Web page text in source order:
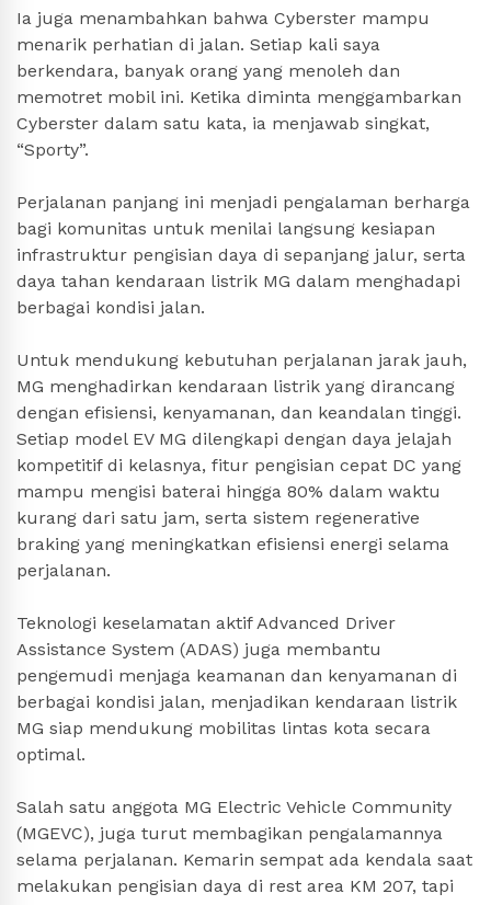
Ia juga menambahkan bahwa Cyberster mampu
menarik perhatian di jalan. Setiap kali saya
berkendara, banyak orang yang menoleh dan
memotret mobil ini. Ketika diminta menggambarkan
Cyberster dalam satu kata, ia menjawab singkat,
“Sporty”.
Perjalanan panjang ini menjadi pengalaman berharga
bagi komunitas untuk menilai langsung kesiapan
infrastruktur pengisian daya di sepanjang jalur, serta
daya tahan kendaraan listrik MG dalam menghadapi
berbagai kondisi jalan.
Untuk mendukung kebutuhan perjalanan jarak jauh,
MG menghadirkan kendaraan listrik yang dirancang
dengan efisiensi, kenyamanan, dan keandalan tinggi.
Setiap model EV MG dilengkapi dengan daya jelajah
kompetitif di kelasnya, fitur pengisian cepat DC yang
mampu mengisi baterai hingga 80% dalam waktu
kurang dari satu jam, serta sistem regenerative
braking yang meningkatkan efisiensi energi selama
perjalanan.
Teknologi keselamatan aktif Advanced Driver
Assistance System (ADAS) juga membantu
pengemudi menjaga keamanan dan kenyamanan di
berbagai kondisi jalan, menjadikan kendaraan listrik
MG siap mendukung mobilitas lintas kota secara
optimal.
Salah satu anggota MG Electric Vehicle Community
(MGEVC), juga turut membagikan pengalamannya
selama perjalanan. Kemarin sempat ada kendala saat
melakukan pengisian daya di rest area KM 207, tapi